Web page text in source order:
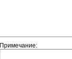
Примечание: